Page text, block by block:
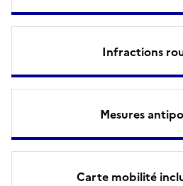
Infractions
Mesures
Carte mobilité